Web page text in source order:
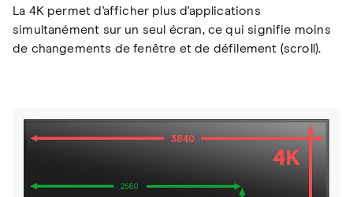
La 4K permet d'afficher plus d'applications
simultanément sur un seul écran, ce qui signifie moins
de changements de fenêtre et de défilement (scroll).